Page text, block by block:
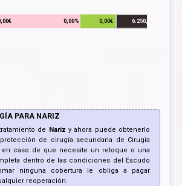
0,00% 0,00€ 6.250,00€
PARA NARIZ
de Nariz y ahora puede obtenerlo
de cirugía secundaria de Cirugía
en caso de que necesite un retoque o una
dentro de las condiciones del Escudo
ninguna cobertura le obliga a pagar
reoperación.